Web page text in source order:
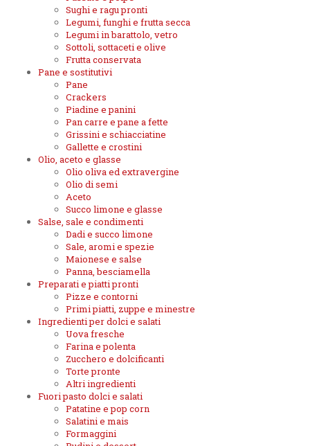
Sughi e ragu pronti
Legumi, funghi e frutta secca
Legumi in barattolo, vetro
Sottoli, sottaceti e olive
Frutta conservata
Pane e sostitutivi
Pane
Crackers
Piadine e panini
Pan carre e pane a fette
Grissini e schiacciatine
Gallette e crostini
Olio, aceto e glasse
Olio oliva ed extravergine
Olio di semi
Aceto
Succo limone e glasse
Salse, sale e condimenti
Dadi e succo limone
Sale, aromi e spezie
Maionese e salse
Panna, besciamella
Preparati e piatti pronti
Pizze e contorni
Primi piatti, zuppe e minestre
Ingredienti per dolci e salati
Uova fresche
Farina e polenta
Zucchero e dolcificanti
Torte pronte
Altri ingredienti
Fuori pasto dolci e salati
Patatine e pop corn
Salatini e mais
Formaggini